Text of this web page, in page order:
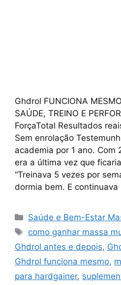
Ghdrol FUNCIONA
SAÚDE, TREINO E
ForçaTotal Resultados
Sem enrolação
academia por 1 ano. Com
era a última vez que
“Treinava 5 vezes por
dormia bem. E
Categorias
Saúde e Bem-Estar
Tags
como ganhar massa
Ghdrol antes e depois,
Ghdrol funciona mesmo,
para hardgainer,